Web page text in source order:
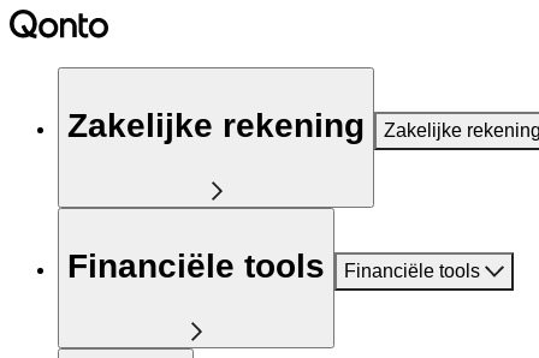
Zakelijke rekening Zakelijke
Financiële tools Financiële tools